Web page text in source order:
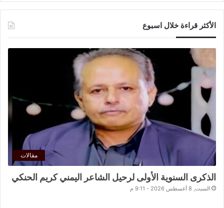
الأكثر قراءة خلال اسبوع
مقالات
الذكرى السنوية الأولى لرحيل الشاعر اليمني كريم الحنكي
السبت, 8 أغسطس 2026 - 9:11 م